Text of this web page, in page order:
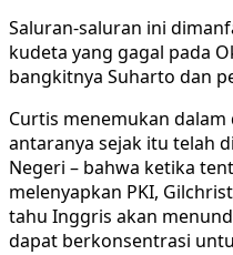
Saluran-saluran ini
kudeta yang gagal pada
bangkitnya Suharto dan
Curtis menemukan
antaranya sejak itu telah
Negeri – bahwa ketika
melenyapkan PKI,
tahu Inggris akan
dapat berkonsentrasi